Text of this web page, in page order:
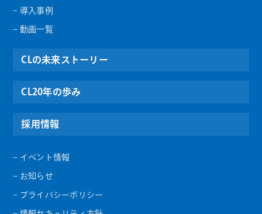
– 導入事例
– 動画一覧
CLの未来ストーリー
CL20年の歩み
採用情報
– イベント情報
– お知らせ
– プライバシーポリシー